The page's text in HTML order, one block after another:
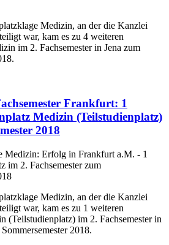
Medizin, an der die Kanzlei
war, kam es zu 4 weiteren
im 2. Fachsemester in Jena zum
Frankfurt: 1
Medizin (Teilstudienplatz)
2018
Medizin, an der die Kanzlei
war, kam es zu 1 weiteren
(Teilstudienplatz) im 2. Fachsemester in
2018.